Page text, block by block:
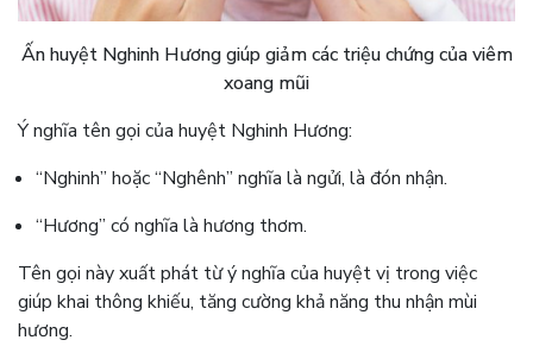
Ấn huyệt Nghinh Hương giúp giảm các triệu chứng của viêm
xoang mũi
Ý nghĩa tên gọi của huyệt Nghinh Hương:
“Nghinh” hoặc “Nghênh” nghĩa là ngửi, là đón nhận.
“Hương” có nghĩa là hương thơm.
Tên gọi này xuất phát từ ý nghĩa của huyệt vị trong việc
giúp khai thông khiếu, tăng cường khả năng thu nhận mùi
hương.